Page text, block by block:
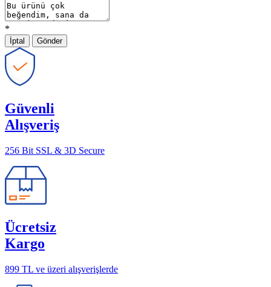
*
İptal Gönder
Güvenli
Alışveriş
256 Bit SSL & 3D Secure
Ücretsiz
Kargo
899 TL ve üzeri alışverişlerde